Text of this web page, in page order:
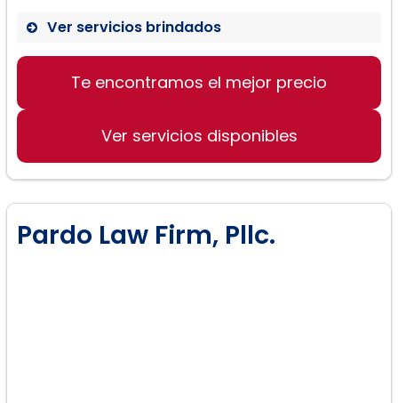
Ver servicios brindados
Te encontramos el mejor precio
Ver servicios disponibles
Pardo Law Firm, Pllc.